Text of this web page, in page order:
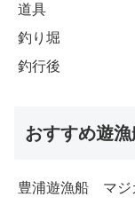
道具
釣り堀
釣行後
おすすめ遊
豊浦遊漁船 マジ